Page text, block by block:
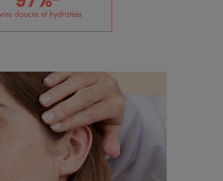
douces et hydratées